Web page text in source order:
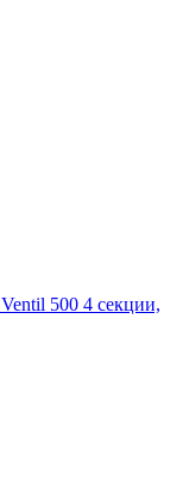
500 4 секции,